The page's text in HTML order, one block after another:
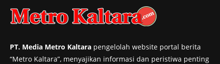
PT. Media Metro Kaltara pengelolah website portal berita
“Metro Kaltara”, menyajikan informasi dan peristiwa penting